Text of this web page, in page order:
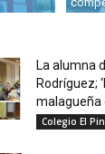
La alumna
Rodríguez;
malagueña
Colegio El